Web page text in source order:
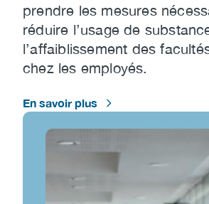
prendre les mesures
réduire l’usage de
l’affaiblissement des
chez les employés.
En savoir plus
Image